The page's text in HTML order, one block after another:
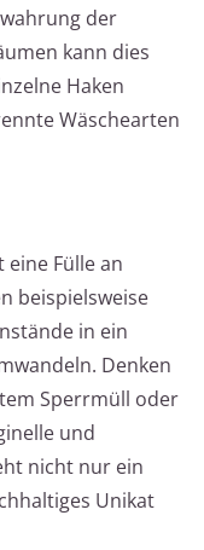
der
kann dies
Haken
Wäschearten
eine Fülle an
beispielsweise
in ein
Denken
Sperrmüll oder
und
nicht nur ein
Unikat